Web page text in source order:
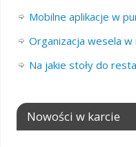
Mobilne aplikacje w
Organizacja wesela
Na jakie stoły do
Nowości w karcie